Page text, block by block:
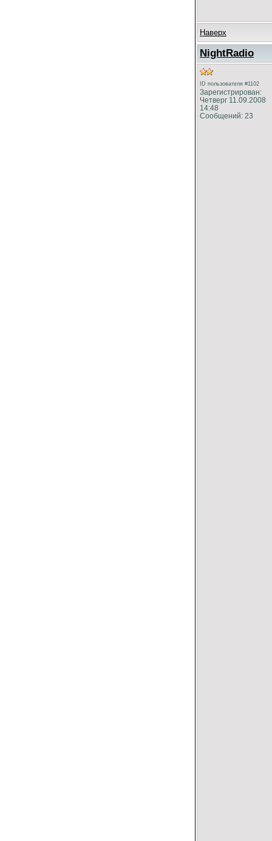
Наверх
NightRadio
ID пользователя #1102
Зарегистрирован:
Четверг 11.09.2008
14:48
Сообщений: 23